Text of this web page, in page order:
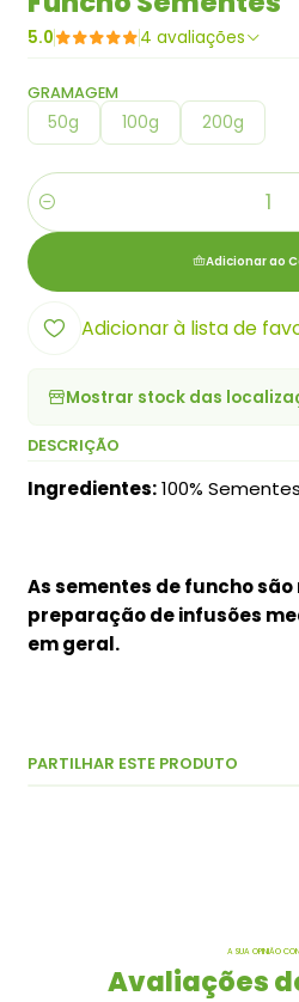
5.0 4 avaliações
GRAMAGEM
50g 100g 200g
Quantidade
Adicionar ao
Adicionar à lista de
Mostrar stock das
DESCRIÇÃO
Ingredientes:100%
As sementes de funcho
preparação de infusões
em geral.
PARTILHAR ESTE PRODUTO
A SUA OPINIÃO
Avaliações